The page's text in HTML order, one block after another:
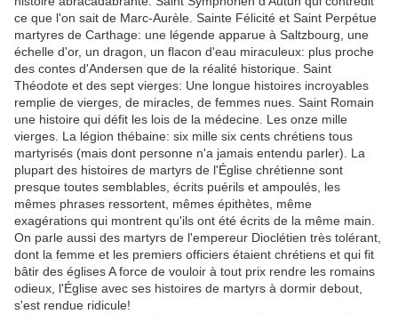
ce que l'on sait de Marc-Aurèle. Sainte Félicité et Saint Perpétue
martyres de Carthage: une légende apparue à Saltzbourg, une
échelle d'or, un dragon, un flacon d'eau miraculeux: plus proche
des contes d'Andersen que de la réalité historique. Saint
Théodote et des sept vierges: Une longue histoires incroyables
remplie de vierges, de miracles, de femmes nues. Saint Romain
une histoire qui défit les lois de la médecine. Les onze mille
vierges. La légion thébaine: six mille six cents chrétiens tous
martyrisés (mais dont personne n'a jamais entendu parler). La
plupart des histoires de martyrs de l'Église chrétienne sont
presque toutes semblables, écrits puérils et ampoulés, les
mêmes phrases ressortent, mêmes épithètes, même
exagérations qui montrent qu'ils ont été écrits de la même main.
On parle aussi des martyrs de l'empereur Dioclétien très tolérant,
dont la femme et les premiers officiers étaient chrétiens et qui fit
bâtir des églises A force de vouloir à tout prix rendre les romains
odieux, l'Église avec ses histoires de martyrs à dormir debout,
s'est rendue ridicule!